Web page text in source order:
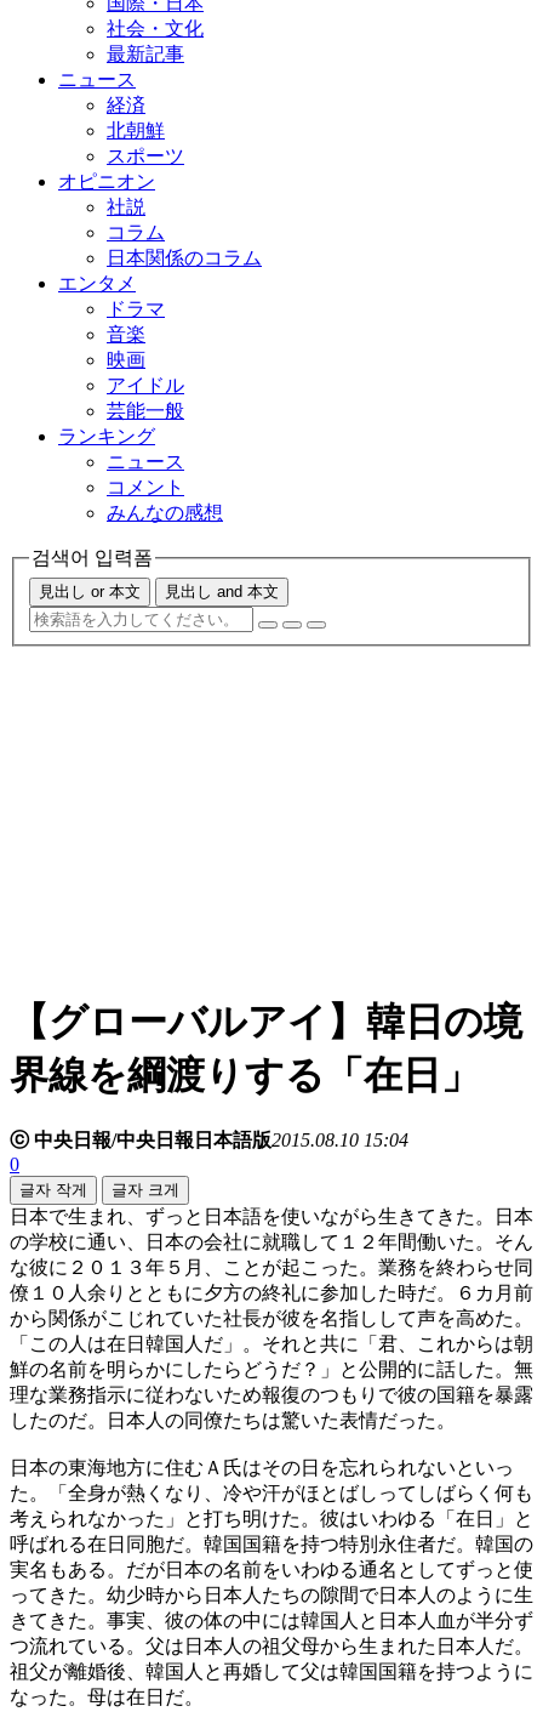
社会・文化
最新記事
ニュース
経済
北朝鮮
スポーツ
オピニオン
社説
コラム
日本関係のコラム
エンタメ
ドラマ
音楽
映画
アイドル
芸能一般
ランキング
ニュース
コメント
みんなの感想
검색어 입력폼
見出し or 本文 見出し and 本文
【グローバルアイ】韓日の境
界線を綱渡りする「在日」
ⓒ 中央日報/中央日報日本語版2015.08.10 15:04
0
글자 작게 글자 크게
日本で生まれ、ずっと日本語を使いながら生きてきた。日本
の学校に通い、日本の会社に就職して１２年間働いた。そん
な彼に２０１３年５月、ことが起こった。業務を終わらせ同
僚１０人余りとともに夕方の終礼に参加した時だ。６カ月前
から関係がこじれていた社長が彼を名指しして声を高めた。
「この人は在日韓国人だ」。それと共に「君、これからは朝
鮮の名前を明らかにしたらどうだ？」と公開的に話した。無
理な業務指示に従わないため報復のつもりで彼の国籍を暴露
したのだ。日本人の同僚たちは驚いた表情だった。
日本の東海地方に住むＡ氏はその日を忘れられないといっ
た。「全身が熱くなり、冷や汗がほとばしってしばらく何も
考えられなかった」と打ち明けた。彼はいわゆる「在日」と
呼ばれる在日同胞だ。韓国国籍を持つ特別永住者だ。韓国の
実名もある。だが日本の名前をいわゆる通名としてずっと使
ってきた。幼少時から日本人たちの隙間で日本人のように生
きてきた。事実、彼の体の中には韓国人と日本人血が半分ず
つ流れている。父は日本人の祖父母から生まれた日本人だ。
祖父が離婚後、韓国人と再婚して父は韓国国籍を持つように
なった。母は在日だ。